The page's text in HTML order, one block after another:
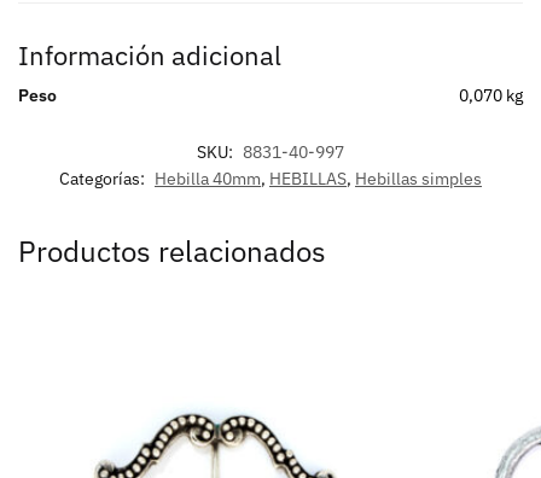
Información adicional
Peso 0,070 kg
SKU: 8831-40-997
Categorías: Hebilla 40mm, HEBILLAS, Hebillas simples
Productos relacionados